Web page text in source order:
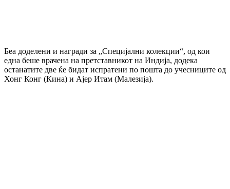
Беа доделени и награди за „Специјални колекции“, од кои
една беше врачена на претставникот на Индија, додека
останатите две ќе бидат испратени по пошта до учесниците од
Хонг Конг (Кина) и Ајер Итам (Малезија).